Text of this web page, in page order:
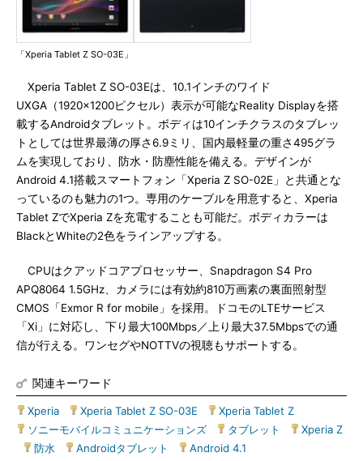
「Xperia Tablet Z SO-03E」
Xperia Tablet Z SO-03Eは、10.1インチのワイド
UXGA（1920×1200ピクセル）表示が可能なReality Displayを搭
載するAndroidタブレット。ボディは10インチクラスのタブレッ
トとしては世界最薄の厚さ6.9ミリ、国内最軽量の重さ495グラ
ムを実現しており、防水・防塵性能を備える。デザインが
Android 4.1搭載スマートフォン「Xperia Z SO-02E」と共通とな
っているのも魅力の1つ。専用のケーブルを用意すると、Xperia
Tablet ZでXperia Zを充電することも可能だ。ボディカラーは
BlackとWhiteの2色をラインアップする。
CPUはクアッドコアプロセッサー、Snapdragon S4 Pro
APQ8064 1.5GHz、カメラには有効約810万画素の裏面照射型
CMOS「Exmor R for mobile」を採用。ドコモのLTEサービス
「Xi」に対応し、下り最大100Mbps／上り最大37.5Mbpsでの通
信が行える。ワンセグやNOTTVの視聴もサポートする。
関連キーワード
Xperia Xperia Tablet Z SO-03E Xperia Tablet Z
ソニーモバイルコミュニケーションズ
タブレット
Xperia Z
防水 Androidタブレット Android 4.1